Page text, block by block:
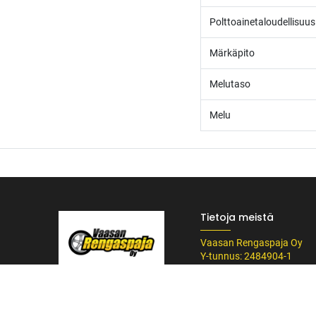
Polttoainetaloudellisuus
Märkäpito
Melutaso
Melu
Tietoja meistä
Vaasan Rengaspaja Oy
Y-tunnus: 2484904-1